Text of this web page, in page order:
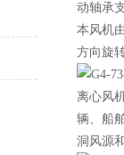
动轴承
本风机
方向旋
离心风
辆、船
洞风源